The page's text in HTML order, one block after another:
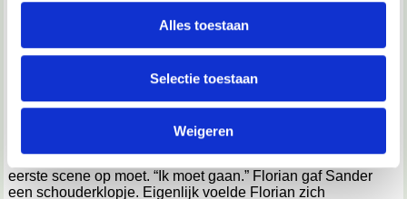
en om ons websiteverkeer te analyseren. Ook delen we
informatie over jouw gebruik van onze site met onze
partners kunnen deze gegevens combineren met andere
informatie die je aan ze hebt verstrekt of die ze hebben
verzameld op basis van jouw gebruik van hun services.
We werken samen met 67 derdendie uw gegevens
Alles toestaan
Selectie toestaan
Weigeren
stootte Florian aan. Florian glimlachte. Florian lachte altijd,
zelfs als hij pijn had. Hij zei altijd dat lachen gezond is.
Florian moest nu eventjes niet meer lachen. Hij had namelijk
de hoofdrol in de musical. Hij was heel erg zenuwachtig. Hij
minuten was de meester eindelijk klaar met zijn preek. “Dat
werd tijd.” Zei Florian tegen Sander. “Hehe, misschien komt
er na de musical ook nog wel een preek, zoals elk jaar…”
Florian zuchtte. “Nee toch?” Juf Eline riep iedereen die de
eerste scene op moet. “Ik moet gaan.” Florian gaf Sander
een schouderklopje. Eigenlijk voelde Florian zich